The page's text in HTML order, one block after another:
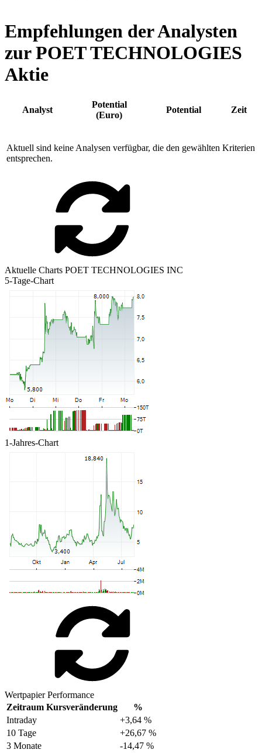
Empfehlungen der Analysten
zur POET TECHNOLOGIES
Aktie
Analyst
Potential
(Euro)
Potential Zeit
Aktuell sind keine Analysen verfügbar, die den gewählten Kriterien
entsprechen.
Aktuelle Charts POET TECHNOLOGIES INC
5-Tage-Chart
1-Jahres-Chart
Wertpapier Performance
Zeitraum Kursveränderung
%
Intraday
+3,64 %
10 Tage
+26,67 %
3 Monate
-14,47 %